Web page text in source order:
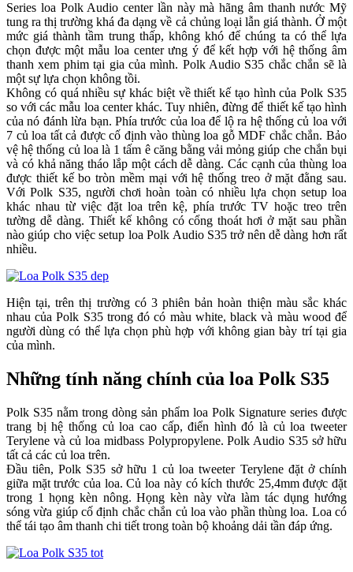
Series loa Polk Audio center lần này mà hãng âm thanh nước Mỹ
tung ra thị trường khá đa dạng về cả chủng loại lẫn giá thành. Ở một
mức giá thành tầm trung thấp, không khó để chúng ta có thể lựa
chọn được một mẫu loa center ưng ý để kết hợp với hệ thống âm
thanh xem phim tại gia của mình. Polk Audio S35 chắc chắn sẽ là
một sự lựa chọn không tồi.
Không có quá nhiều sự khác biệt về thiết kế tạo hình của Polk S35
so với các mẫu loa center khác. Tuy nhiên, đừng để thiết kế tạo hình
của nó đánh lừa bạn. Phía trước của loa để lộ ra hệ thống củ loa với
7 củ loa tất cả được cố định vào thùng loa gỗ MDF chắc chắn. Bảo
vệ hệ thống củ loa là 1 tấm ê căng bằng vải mỏng giúp che chắn bụi
và có khả năng tháo lắp một cách dễ dàng. Các cạnh của thùng loa
được thiết kế bo tròn mềm mại với hệ thống treo ở mặt đằng sau.
Với Polk S35, người chơi hoàn toàn có nhiều lựa chọn setup loa
khác nhau từ việc đặt loa trên kệ, phía trước TV hoặc treo trên
tường dễ dàng. Thiết kế không có cổng thoát hơi ở mặt sau phần
nào giúp cho việc setup loa Polk Audio S35 trở nên dễ dàng hơn rất
nhiều.
Hiện tại, trên thị trường có 3 phiên bản hoàn thiện màu sắc khác
nhau của Polk S35 trong đó có màu white, black và màu wood để
người dùng có thể lựa chọn phù hợp với không gian bày trí tại gia
của mình.
Những tính năng chính của loa Polk S35
Polk S35 nằm trong dòng sản phẩm loa Polk Signature series được
trang bị hệ thống củ loa cao cấp, điển hình đó là củ loa tweeter
Terylene và củ loa midbass Polypropylene. Polk Audio S35 sở hữu
tất cả các củ loa trên.
Đầu tiên, Polk S35 sở hữu 1 củ loa tweeter Terylene đặt ở chính
giữa mặt trước của loa. Củ loa này có kích thước 25,4mm được đặt
trong 1 họng kèn nông. Họng kèn này vừa làm tác dụng hướng
sóng vừa giúp cố định chắc chắn củ loa vào phần thùng loa. Loa có
thể tái tạo âm thanh chi tiết trong toàn bộ khoảng dải tần đáp ứng.